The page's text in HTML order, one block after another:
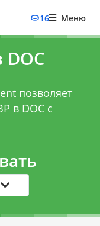
16 Меню
DOC
позволяет
в DOC с